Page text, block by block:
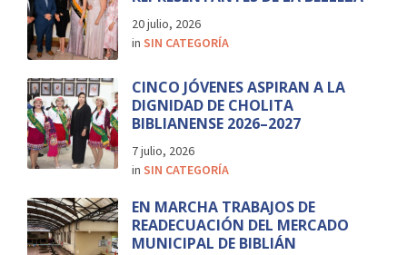
20 julio, 2026
in SIN CATEGORÍA
CINCO JÓVENES ASPIRAN A LA
DIGNIDAD DE CHOLITA
BIBLIANENSE 2026–2027
7 julio, 2026
in SIN CATEGORÍA
EN MARCHA TRABAJOS DE
READECUACIÓN DEL MERCADO
MUNICIPAL DE BIBLIÁN